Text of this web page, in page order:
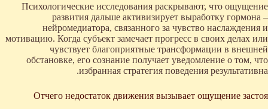
Психологические исследования раскрывают, что ощущение
развития дальше активизирует выработку гормона –
нейромедиатора, связанного за чувство наслаждения и
мотивацию. Когда субъект замечает прогресс в своих делах или
чувствует благоприятные трансформации в внешней
обстановке, его сознание получает уведомление о том, что
избранная стратегия поведения результативна.
Отчего недостаток движения вызывает ощущение застоя